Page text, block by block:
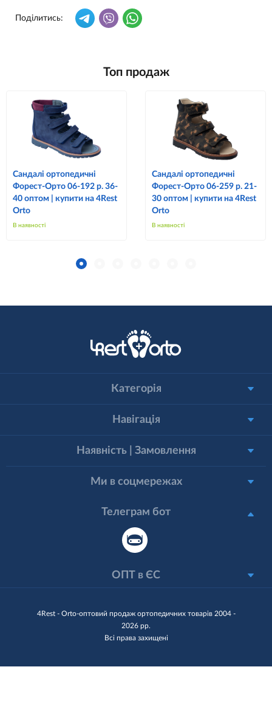
Поділитись:
Топ продаж
Сандалі ортопедичні
Форест-Орто 06-192 р. 36-
40 оптом | купити на 4Rest
Orto
В наявності
Сандалі ортопедичні
Форест-Орто 06-259 р. 21-
30 оптом | купити на 4Rest
Orto
В наявності
4Rest - Orto-оптовий продаж ортопедичних товарів 2004 -
2026 рр.
Всі права захищені
Категорія
Навігація
Наявність | Замовлення
Ми в соцмережах
Телеграм бот
ОПТ в ЄС